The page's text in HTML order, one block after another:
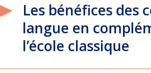
Les bénéfices des
langue en
l’école classique